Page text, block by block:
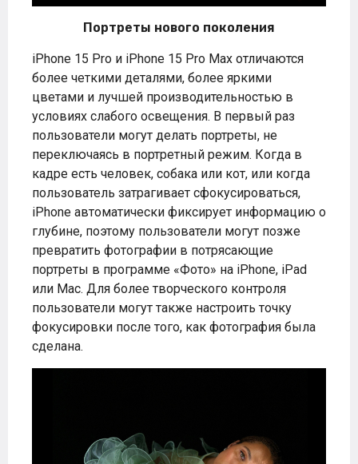
Портреты нового поколения
iPhone 15 Pro и iPhone 15 Pro Max отличаются
более четкими деталями, более яркими
цветами и лучшей производительностью в
условиях слабого освещения. В первый раз
пользователи могут делать портреты, не
переключаясь в портретный режим. Когда в
кадре есть человек, собака или кот, или когда
пользователь затрагивает сфокусироваться,
iPhone автоматически фиксирует информацию о
глубине, поэтому пользователи могут позже
превратить фотографии в потрясающие
портреты в программе «Фото» на iPhone, iPad
или Mac. Для более творческого контроля
пользователи могут также настроить точку
фокусировки после того, как фотография была
сделана.